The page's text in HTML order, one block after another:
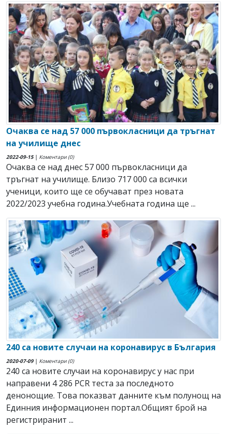
Очаква се над 57 000 първокласници да тръгнат
на училище днес
2022-09-15| Коментари (0)
Очаква се над днес 57 000 първокласници да
тръгнат на училище. Близо 717 000 са всички
ученици, които ще се обучават през новата
2022/2023 учебна година.Учебната година ще ...
240 са новите случаи на коронавирус в България
2020-07-09| Коментари (0)
240 са новите случаи на коронавирус у нас при
направени 4 286 PCR теста за последното
денонощие. Това показват данните към полунощ на
Единния информационен портал.Общият брой на
регистриранит ...